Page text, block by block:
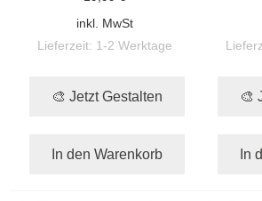
inkl. MwSt
Lieferzeit: 1-2 Werktage
🎨 Jetzt Gestalten
In den Warenkorb
🎨
In